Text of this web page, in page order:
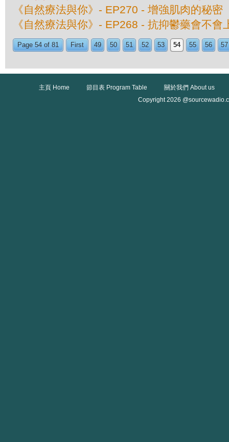
《自然療法與你》- EP270 - 增強肌肉的秘密
《自然療法與你》- EP268 - 抗抑鬱藥會不會
Page 54 of 81 First 49 50 51 52 53 54 55 56 57
主頁 Home 節目表 Program Table
關於我們 About us
Copyright 2026